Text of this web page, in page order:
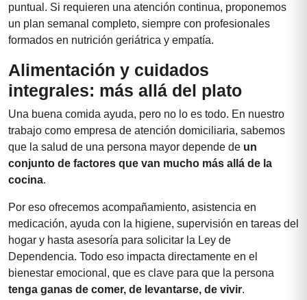
puntual. Si requieren una atención continua, proponemos
un plan semanal completo, siempre con profesionales
formados en nutrición geriátrica y empatía.
Alimentación y cuidados
integrales: más allá del plato
Una buena comida ayuda, pero no lo es todo. En nuestro
trabajo como empresa de atención domiciliaria, sabemos
que la salud de una persona mayor depende de un
conjunto de factores que van mucho más allá de la
cocina.
Por eso ofrecemos acompañamiento, asistencia en
medicación, ayuda con la higiene, supervisión en tareas del
hogar y hasta asesoría para solicitar la Ley de
Dependencia. Todo eso impacta directamente en el
bienestar emocional, que es clave para que la persona
tenga ganas de comer, de levantarse, de vivir.